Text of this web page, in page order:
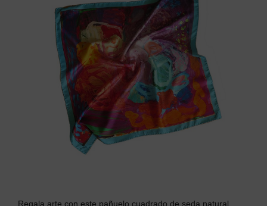
Regala arte con este pañuelo cuadrado de seda natural